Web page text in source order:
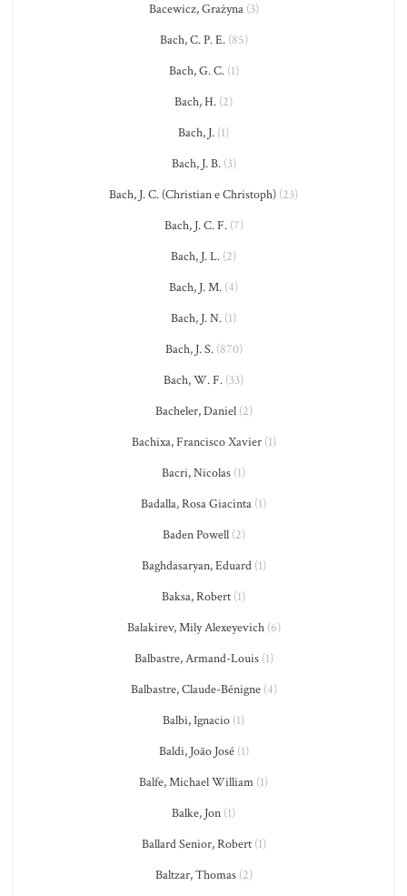
Bacewicz, Grażyna(3)
Bach, C. P. E.(85)
Bach, G. C.(1)
Bach, H. (2)
Bach, J. (1)
Bach, J. B.(3)
Bach, J. C. (Christian e Christoph) (23)
Bach, J. C. F.(7)
Bach, J. L. (2)
Bach, J. M. (4)
Bach, J. N. (1)
Bach, J. S.(870)
Bach, W. F. (33)
Bacheler, Daniel(2)
Bachixa, Francisco Xavier(1)
Bacri, Nicolas (1)
Badalla, Rosa Giacinta (1)
Baden Powell(2)
Baghdasaryan, Eduard(1)
Baksa, Robert (1)
Balakirev, Mily Alexeyevich(6)
Balbastre, Armand-Louis(1)
Balbastre, Claude-Bénigne(4)
Balbi, Ignacio (1)
Baldi, João José(1)
Balfe, Michael William (1)
Balke, Jon (1)
Ballard Senior, Robert(1)
Baltzar, Thomas(2)